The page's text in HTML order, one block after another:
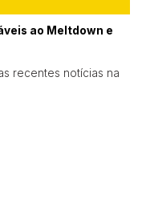
ao Meltdown e
recentes notícias na